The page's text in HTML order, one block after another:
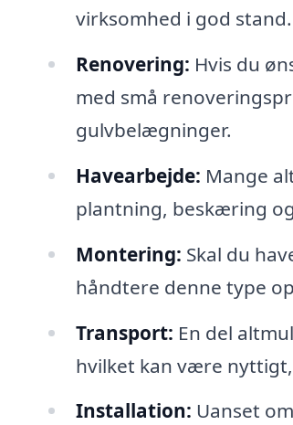
virksomhed i god
Renovering: Hvis du
med små
gulvbelægninger.
Havearbejde: Mange
plantning, beskæring
Montering: Skal du
håndtere denne type
Transport: En del
hvilket kan være
Installation: Uanset